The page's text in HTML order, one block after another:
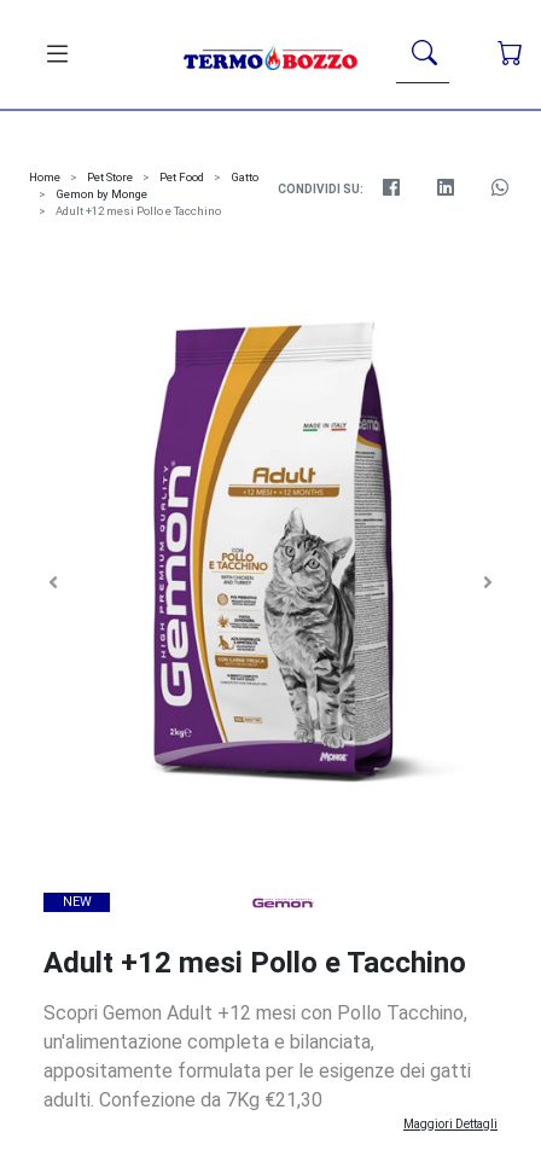
Home Pet Store Pet Food
Gatto
Gemon by Monge
Adult +12 mesi Pollo e Tacchino
CONDIVIDI SU:
NEW
Adult +12 mesi Pollo e Tacchino
Scopri Gemon Adult +12 mesi con Pollo Tacchino,
un'alimentazione completa e bilanciata,
appositamente formulata per le esigenze dei gatti
adulti. Confezione da 7Kg €21,30
Maggiori Dettagli